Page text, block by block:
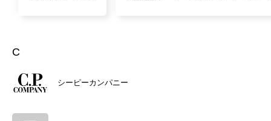
C
シーピーカンパニー